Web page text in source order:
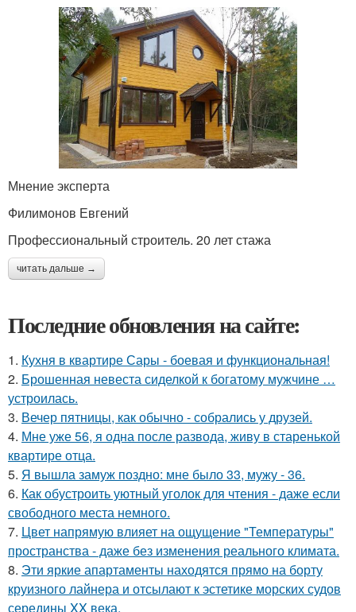
Мнение эксперта
Филимонов Евгений
Профессиональный строитель. 20 лет стажа
читать дальше →
Последние обновления на сайте:
1. Кухня в квартире Сары - боевая и функциональная!
2. Брошенная невеста сиделкой к богатому мужчине …
устроилась.
3. Вечер пятницы, как обычно - собрались у друзей.
4. Мне уже 56, я одна после развода, живу в старенькой
квартире отца.
5. Я вышла замуж поздно: мне было 33, мужу - 36.
6. Как обустроить уютный уголок для чтения - даже если
свободного места немного.
7. Цвет напрямую влияет на ощущение "Температуры"
пространства - даже без изменения реального климата.
8. Эти яркие апартаменты находятся прямо на борту
круизного лайнера и отсылают к эстетике морских судов
середины XX века.